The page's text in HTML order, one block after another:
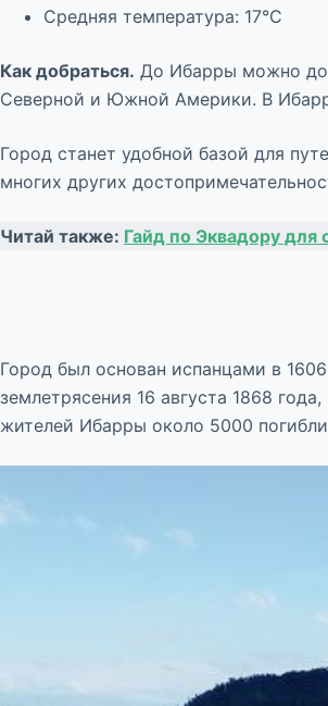
Средняя температура: 17°C
Как добраться. До Ибарры можно
Северной и Южной Америки. В
Город станет удобной базой для
многих других
Читай также: Гайд по Эквадору для
Город был основан испанцами в
землетрясения 16 августа 1868
жителей Ибарры около 5000